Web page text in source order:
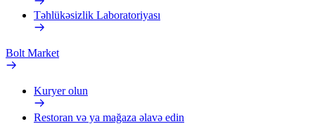
Təhlükəsizlik Laboratoriyası
Bolt Market
Kuryer olun
Restoran və ya mağaza əlavə edin